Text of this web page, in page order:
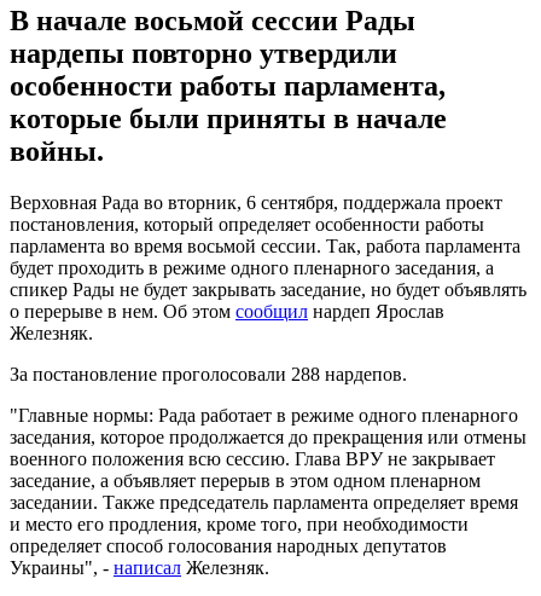
В начале восьмой сессии Рады
нардепы повторно утвердили
особенности работы парламента,
которые были приняты в начале
войны.
Верховная Рада во вторник, 6 сентября, поддержала проект
постановления, который определяет особенности работы
парламента во время восьмой сессии. Так, работа парламента
будет проходить в режиме одного пленарного заседания, а
спикер Рады не будет закрывать заседание, но будет объявлять
о перерыве в нем. Об этом сообщил нардеп Ярослав
Железняк.
За постановление проголосовали 288 нардепов.
"Главные нормы: Рада работает в режиме одного пленарного
заседания, которое продолжается до прекращения или отмены
военного положения всю сессию. Глава ВРУ не закрывает
заседание, а объявляет перерыв в этом одном пленарном
заседании. Также председатель парламента определяет время
и место его продления, кроме того, при необходимости
определяет способ голосования народных депутатов
Украины", - написал Железняк.